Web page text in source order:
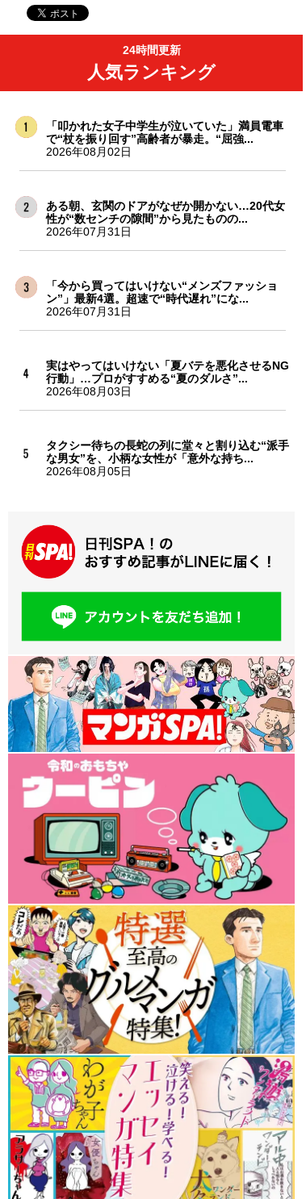
24時間更新
人気ランキング
「叩かれた女子中学生が泣いていた」満員電車
で“杖を振り回す”高齢者が暴走。“屈強...
2026年08月02日
ある朝、玄関のドアがなぜか開かない…20代女
性が“数センチの隙間”から見たものの...
2026年07月31日
「今から買ってはいけない“メンズファッショ
ン”」最新4選。超速で“時代遅れ”にな...
2026年07月31日
実はやってはいけない「夏バテを悪化させるNG
行動」…プロがすすめる“夏のダルさ”...
2026年08月03日
タクシー待ちの長蛇の列に堂々と割り込む“派手
な男女”を、小柄な女性が「意外な持ち...
2026年08月05日